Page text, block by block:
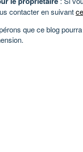
contacter en suivant
que ce blog